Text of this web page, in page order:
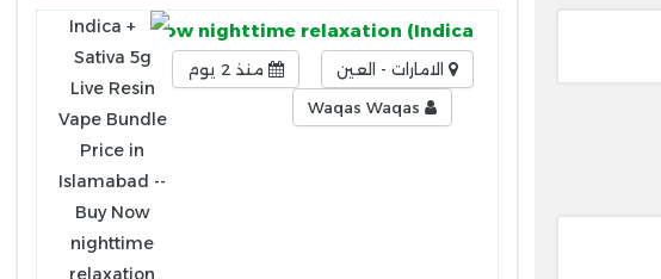
-- Buy Now nighttime relaxation (Indica
الامارات - العين
منذ 2 يوم